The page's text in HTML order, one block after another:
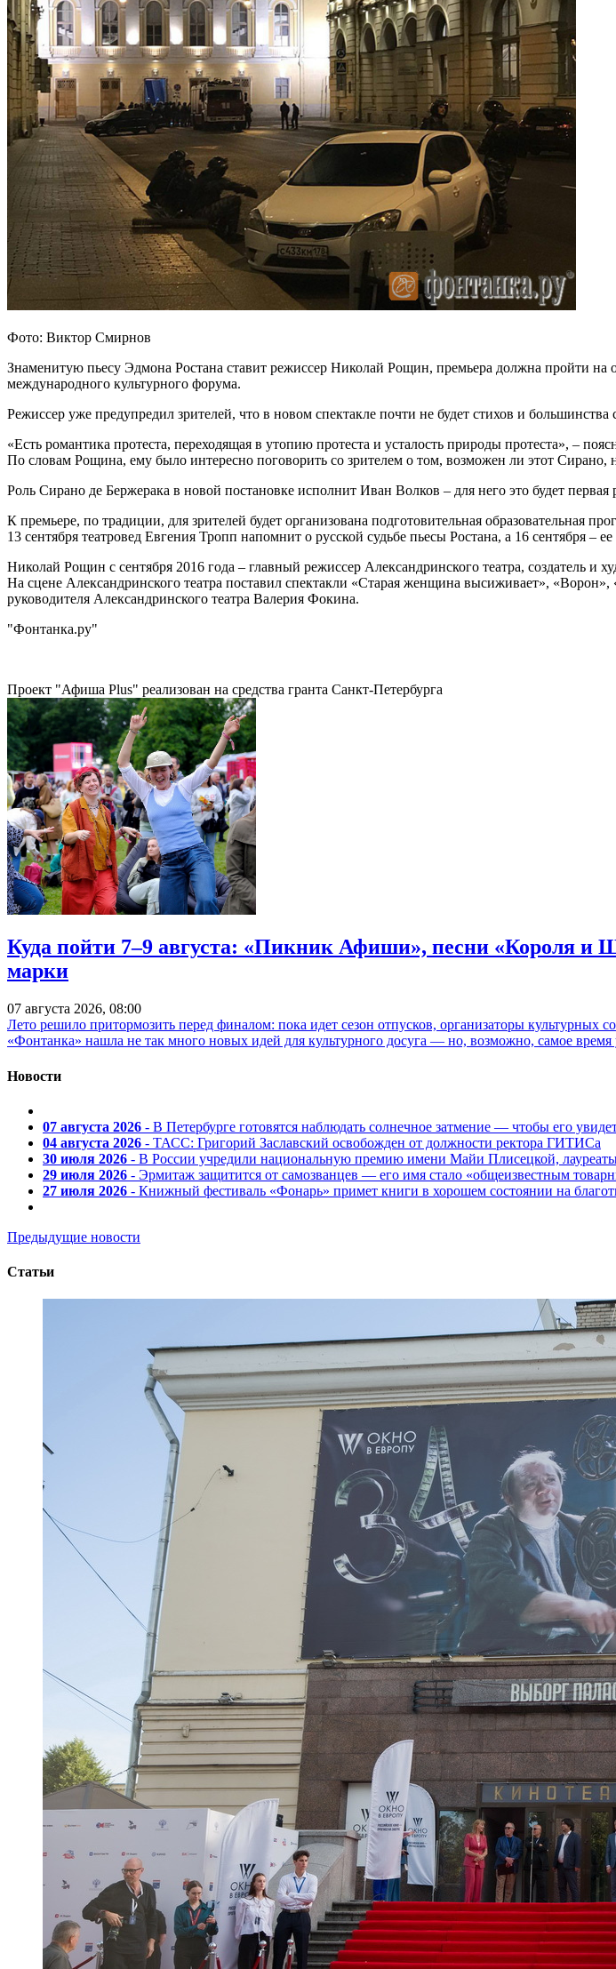
Фото: Виктор Смирнов
Знаменитую пьесу Эдмона Ростана ставит режиссер Николай Рощин, премьера должна пройти на
международного культурного форума.
Режиссер уже предупредил зрителей, что в новом спектакле почти не будет стихов и
«Есть романтика протеста, переходящая в утопию протеста и усталость природы протеста», –
По словам Рощина, ему было интересно поговорить со зрителем о том, возможен ли этот
Роль Сирано де Бержерака в новой постановке исполнит Иван Волков – для него это будет первая
К премьере, по традиции, для зрителей будет организована подготовительная
13 сентября театровед Евгения Тропп напомнит о русской судьбе пьесы Ростана, а 16 сентября –
Николай Рощин с сентября 2016 года – главный режиссер Александринского театра, создатель и
На сцене Александринского театра поставил спектакли «Старая женщина высиживает»,
руководителя Александринского театра Валерия Фокина.
"Фонтанка.ру"
Проект "Афиша Plus" реализован на средства гранта Санкт-Петербурга
Куда пойти 7–9 августа: «Пикник Афиши», песни «Короля и
марки
07 августа 2026, 08:00
Лето решило притормозить перед финалом: пока идет сезон отпусков, организаторы
«Фонтанка» нашла не так много новых идей для культурного досуга — но, возможно, самое
Новости
07 августа 2026 - В Петербурге готовятся наблюдать солнечное затмение — чтобы его
04 августа 2026 - ТАСС: Григорий Заславский освобожден от должности ректора ГИТИСа
30 июля 2026 - В России учредили национальную премию имени Майи Плисецкой, лауреаты
29 июля 2026 - Эрмитаж защитится от самозванцев — его имя стало «общеизвестным
27 июля 2026 - Книжный фестиваль «Фонарь» примет книги в хорошем состоянии на
Предыдущие новости
Статьи